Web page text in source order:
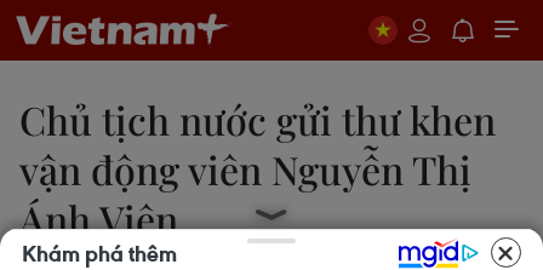
Chủ tịch nước gửi thư khen
vận động viên Nguyễn Thị
Ánh Viên
Khám phá thêm